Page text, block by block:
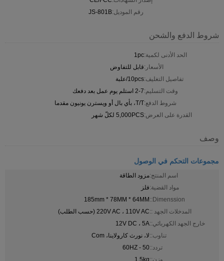
رقم الموديل:JS-801B
شروط الدفع والشحن
الحد الأدنى لكمية:1pc
الأسعار:قابل للتفاوض
تفاصيل التغليف:10pcs/علبة
وقت التسليم:2-7 استلم يوم عمل بعد دفعك
شروط الدفع:T/T، بأي بال أو ويسترن يونيون مقدما
القدرة على العرض:5,000PCS لكلّ شهر
وصف
مجموعات التحكم في الوصول
اسم المنتج:مزود الطاقة
مواد القضية:فلز
Dimenssion::
185mm * 78MM * 64MM
المدخلات الجهد ::220V AC ، 110V AC (حسب الطلب)
خارج الجهد الكهربائي::12V DC ، 5A
تناوب::لا، نورث كارولاينا، Com
تردد::50 - 60HZ
وزن::1.5kg